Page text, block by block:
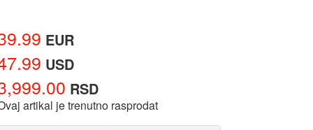
EUR
USD
RSD
artikal je trenutno rasprodat